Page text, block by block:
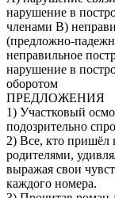
нарушение в
членами В)
(предложно-
неправильное
нарушение в
оборотом
ПРЕДЛОЖЕНИЯ
1) Участковый
подозрительно
2) Все, кто пришёл
родителями,
выражая свои
каждого номера.